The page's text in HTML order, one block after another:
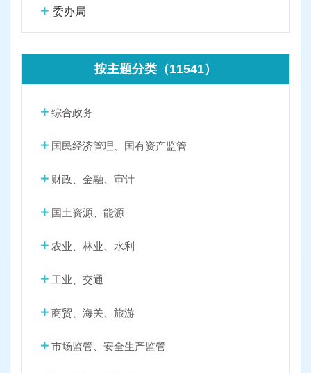
委办局
按主题分类（11541）
综合政务
国民经济管理、国有资产监管
财政、金融、审计
国土资源、能源
农业、林业、水利
工业、交通
商贸、海关、旅游
市场监管、安全生产监管